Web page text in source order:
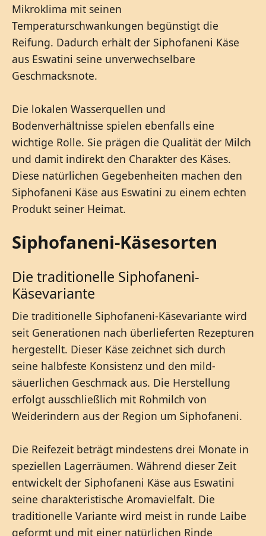
Mikroklima mit seinen
Temperaturschwankungen begünstigt die
Reifung. Dadurch erhält der Siphofaneni Käse
aus Eswatini seine unverwechselbare
Geschmacksnote.
Die lokalen Wasserquellen und
Bodenverhältnisse spielen ebenfalls eine
wichtige Rolle. Sie prägen die Qualität der Milch
und damit indirekt den Charakter des Käses.
Diese natürlichen Gegebenheiten machen den
Siphofaneni Käse aus Eswatini zu einem echten
Produkt seiner Heimat.
Siphofaneni-Käsesorten
Die traditionelle Siphofaneni-
Käsevariante
Die traditionelle Siphofaneni-Käsevariante wird
seit Generationen nach überlieferten Rezepturen
hergestellt. Dieser Käse zeichnet sich durch
seine halbfeste Konsistenz und den mild-
säuerlichen Geschmack aus. Die Herstellung
erfolgt ausschließlich mit Rohmilch von
Weiderindern aus der Region um Siphofaneni.
Die Reifezeit beträgt mindestens drei Monate in
speziellen Lagerräumen. Während dieser Zeit
entwickelt der Siphofaneni Käse aus Eswatini
seine charakteristische Aromavielfalt. Die
traditionelle Variante wird meist in runde Laibe
geformt und mit einer natürlichen Rinde